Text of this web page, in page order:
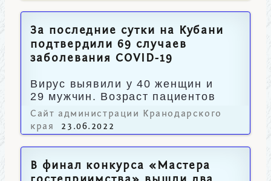
За последние сутки на Кубани
подтвердили 69 случаев
заболевания COVID-19
Вирус выявили у 40 женщин и
29 мужчин. Возраст пациентов
от 4 месяцев до 86 лет.
Сайт администрации Кранодарского
края
23.06.2022
В финал конкурса «Мастера